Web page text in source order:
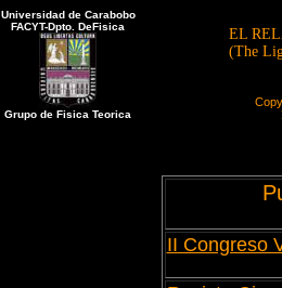
Universidad de Carabobo
FACYT-Dpto. DeFisica
Grupo de Fisica Teorica
EL
(The
II Congreso